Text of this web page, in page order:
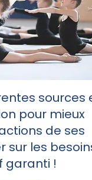
sources
pour mieux
de ses
sur les
garanti !